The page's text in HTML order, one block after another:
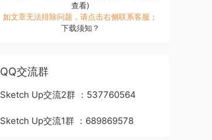
查看)
如文章无法排除问题，请点击右侧联系客服；
下载须知？
QQ交流群
Sketch Up交流2群 ：537760564
Sketch Up交流1群 ：689869578